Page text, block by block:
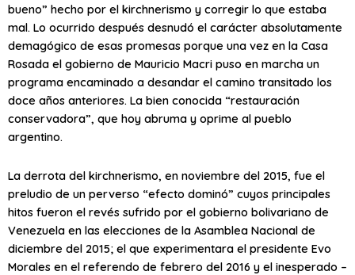
bueno” hecho por el kirchnerismo y corregir lo que estaba
mal. Lo ocurrido después desnudó el carácter absolutamente
demagógico de esas promesas porque una vez en la Casa
Rosada el gobierno de Mauricio Macri puso en marcha un
programa encaminado a desandar el camino transitado los
doce años anteriores. La bien conocida “restauración
conservadora”, que hoy abruma y oprime al pueblo
argentino.
La derrota del kirchnerismo, en noviembre del 2015, fue el
preludio de un perverso “efecto dominó” cuyos principales
hitos fueron el revés sufrido por el gobierno bolivariano de
Venezuela en las elecciones de la Asamblea Nacional de
diciembre del 2015; el que experimentara el presidente Evo
Morales en el referendo de febrero del 2016 y el inesperado –